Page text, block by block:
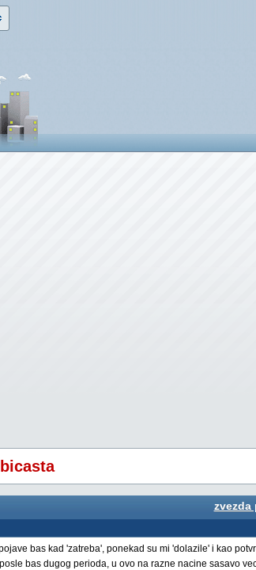
zvezda
bas kad 'zatreba', ponekad su mi 'dolazile' i kao
bas dugog perioda, u ovo na razne nacine sasavo